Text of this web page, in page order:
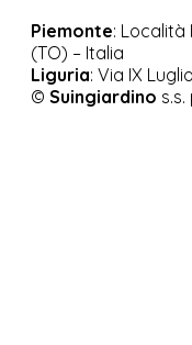
Piemonte: Località
(TO) – Italia
Liguria: Via IX
© Suingiardino s.s.